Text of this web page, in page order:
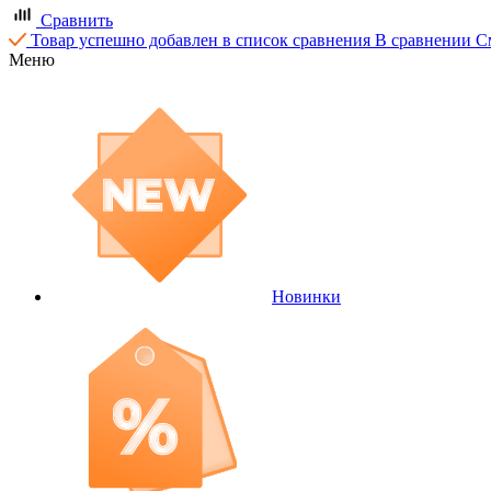
Сравнить
Товар успешно добавлен в список сравнения В сравнении
Меню
Новинки